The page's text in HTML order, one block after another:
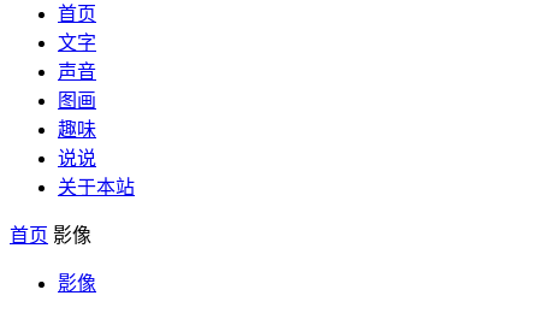
首页
文字
声音
图画
趣味
说说
关于本站
首页 影像
影像